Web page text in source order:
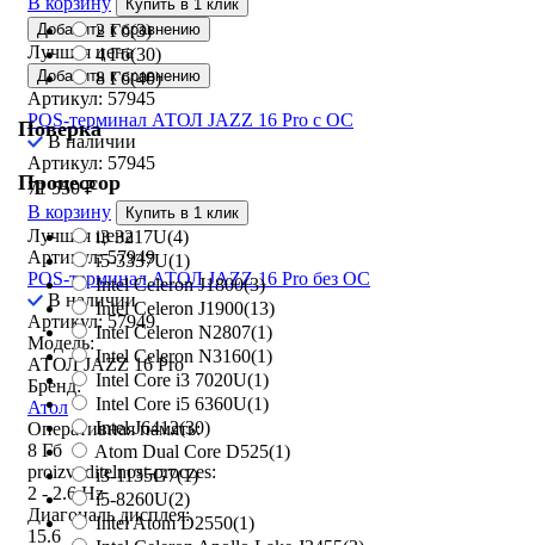
2 Гб(3)
4 Гб(30)
8 Гб(40)
Поверка
Процессор
i3 3217U(4)
i5-3337U(1)
Intel Celeron J1800(3)
Intel Celeron J1900(13)
Intel Celeron N2807(1)
Intel Celeron N3160(1)
Intel Core i3 7020U(1)
Intel Core i5 6360U(1)
Intel J6412(30)
Atom Dual Core D525(1)
i3-1135G7(1)
i5-8260U(2)
Intel Atom D2550(1)
Купить в 1 клик
Добавить к сравнению
Лучшая цена
Добавить к сравнению
Артикул: 57945
POS-терминал АТОЛ JAZZ 16 Pro с ОС
В наличии
Артикул: 57945
71 550₽
В корзину
Купить в 1 клик
Лучшая цена
Артикул: 57949
POS-терминал АТОЛ JAZZ 16 Pro без ОС
В наличии
Артикул: 57949
Модель:
АТОЛ JAZZ 16 Pro
Бренд:
Атол
Оперативная память:
8 Гб
proizvoditelnost-proczes:
2 - 2.6 Hz
Диагональ дисплея:
15.6